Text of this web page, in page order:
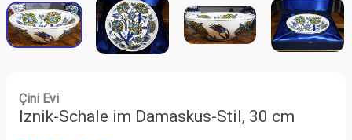
Çini Evi
Iznik-Schale im Damaskus-Stil, 30 cm